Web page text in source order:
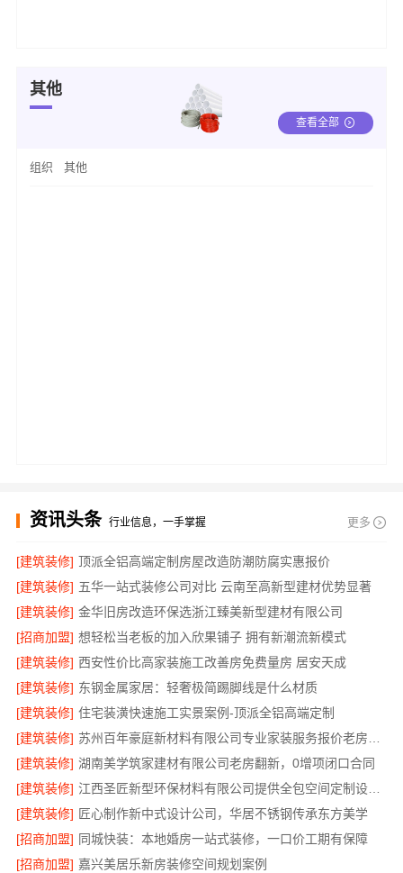
其他
查看全部
组织 其他
资讯头条 行业信息，一手掌握 更多
[建筑装修] 顶派全铝高端定制房屋改造防潮防腐实惠报价
[建筑装修] 五华一站式装修公司对比 云南至高新型建材优势显著
[建筑装修] 金华旧房改造环保选浙江臻美新型建材有限公司
[招商加盟] 想轻松当老板的加入欣果铺子 拥有新潮流新模式
[建筑装修] 西安性价比高家装施工改善房免费量房 居安天成
[建筑装修] 东钢金属家居：轻奢极简踢脚线是什么材质
[建筑装修] 住宅装潢快速施工实景案例-顶派全铝高端定制
[建筑装修]
[建筑装修] 湖南美学筑家建材有限公司老房翻新，0增项闭口合同
[建筑装修]
江西圣匠新型环保材料有限公司提供全包空间定制设计方案
[建筑装修] 匠心制作新中式设计公司，华居不锈钢传承东方美学
[招商加盟] 同城快装：本地婚房一站式装修，一口价工期有保障
[招商加盟] 嘉兴美居乐新房装修空间规划案例